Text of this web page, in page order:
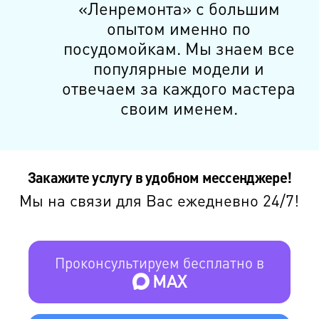
«Ленремонта» с большим
опытом именно по
посудомойкам. Мы знаем все
популярные модели и
отвечаем за каждого мастера
своим именем.
Закажите услугу в удобном мессенджере!
Мы на связи для Вас ежедневно 24/7!
Проконсультируем бесплатно в
MAX